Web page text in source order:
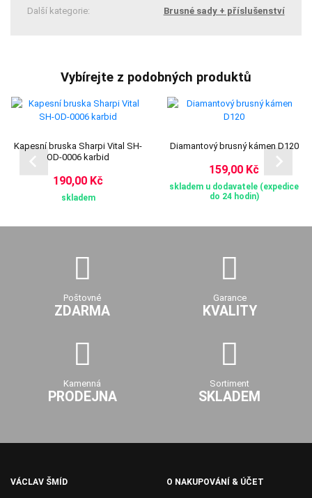
Další kategorie:
Brusné sady + příslušenství
Vybírejte z podobných produktů
Kapesní bruska Sharpi Vital SH-
OD-0006 karbid
190,00 Kč
skladem
Diamantový brusný kámen D120
159,00 Kč
skladem u dodavatele (expedice
do 24 hodin)
Poštovné
ZDARMA
Garance
KVALITY
Kamenná
PRODEJNA
Sortiment
SKLADEM
VÁCLAV ŠMÍD O NAKUPOVÁNÍ & ÚČET